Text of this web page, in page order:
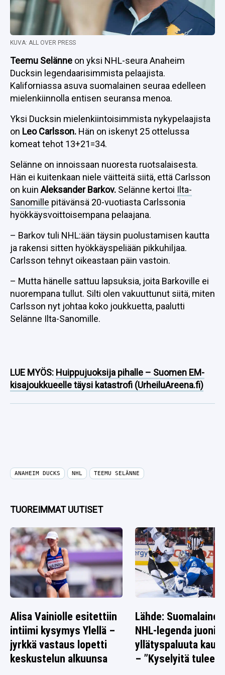
KUVA: ALL OVER PRESS
Teemu Selänne on yksi NHL-seura Anaheim
Ducksin legendaarisimmista pelaajista.
Kaliforniassa asuva suomalainen seuraa edelleen
mielenkiinnolla entisen seuransa menoa.
Yksi Ducksin mielenkiintoisimmista nykypelaajista
on Leo Carlsson. Hän on iskenyt 25 ottelussa
komeat tehot 13+21=34.
Selänne on innoissaan nuoresta ruotsalaisesta.
Hän ei kuitenkaan niele väitteitä siitä, että Carlsson
on kuin Aleksander Barkov. Selänne kertoi Ilta-
Sanomille pitävänsä 20-vuotiasta Carlssonia
hyökkäysvoittoisempana pelaajana.
– Barkov tuli NHL:ään täysin puolustamisen kautta
ja rakensi sitten hyökkäyspeliään pikkuhiljaa.
Carlsson tehnyt oikeastaan päin vastoin.
– Mutta hänelle sattuu lapsuksia, joita Barkoville ei
nuorempana tullut. Silti olen vakuuttunut siitä, miten
Carlsson nyt johtaa koko joukkuetta, paalutti
Selänne Ilta-Sanomille.
LUE MYÖS: Huippujuoksija pihalle – Suomen EM-
kisajoukkueelle täysi katastrofi (UrheiluAreena.fi)
ANAHEIM DUCKS NHL TEEMU SELÄNNE
TUOREIMMAT UUTISET
Alisa Vainiolle esitettiin
intiimi kysymys Ylellä –
jyrkkä vastaus lopetti
keskustelun alkuunsa
Lähde: Suomalainen
NHL-legenda juonii
yllätyspaluuta
– ”Kyselyitä tulee”